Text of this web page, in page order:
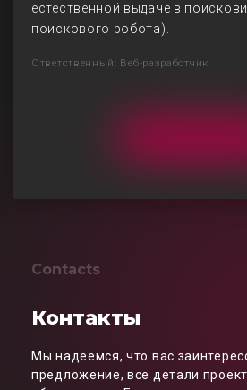
естественной выдаче в
поискового робота).
Ответственный: Веб-разработчик
Contacts
Контакты
Мы надеемся, что вас
предложение, все детали